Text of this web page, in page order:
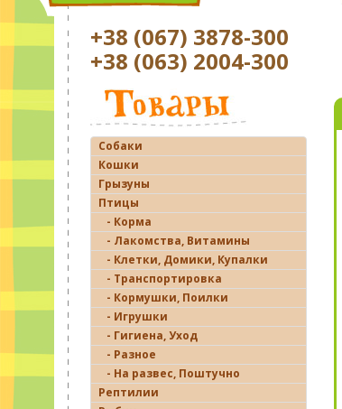
+38 (067) 3878-300
+38 (063) 2004-300
Собаки
Кошки
Грызуны
Птицы
- Корма
- Лакомства, Витамины
- Клетки, Домики, Купалки
- Транспортировка
- Кормушки, Поилки
- Игрушки
- Гигиена, Уход
- Разное
- На развес, Поштучно
Рептилии